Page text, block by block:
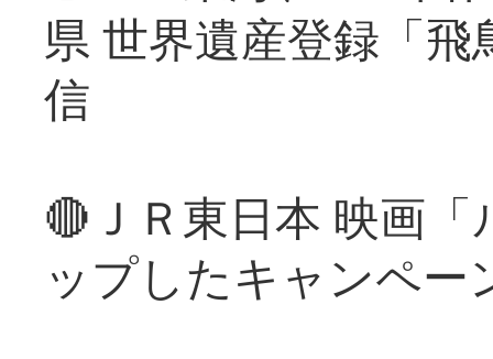
県 世界遺産登録「
信
🔴ＪＲ東日本 映画
ップしたキャンペー